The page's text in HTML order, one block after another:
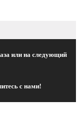
или на следующий
с нами!